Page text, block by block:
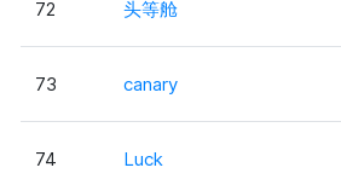
72 头等舱
73 canary
74 Luck